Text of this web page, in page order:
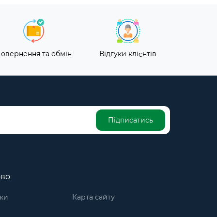
та обмін Відгуки клієнтів
Підписатись
Карта сайту